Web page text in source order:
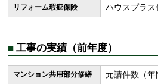
リフォーム瑕疵保険 ハウスプラス
■工事の実績（前年度）
マンション共用部分修繕
元請件数（